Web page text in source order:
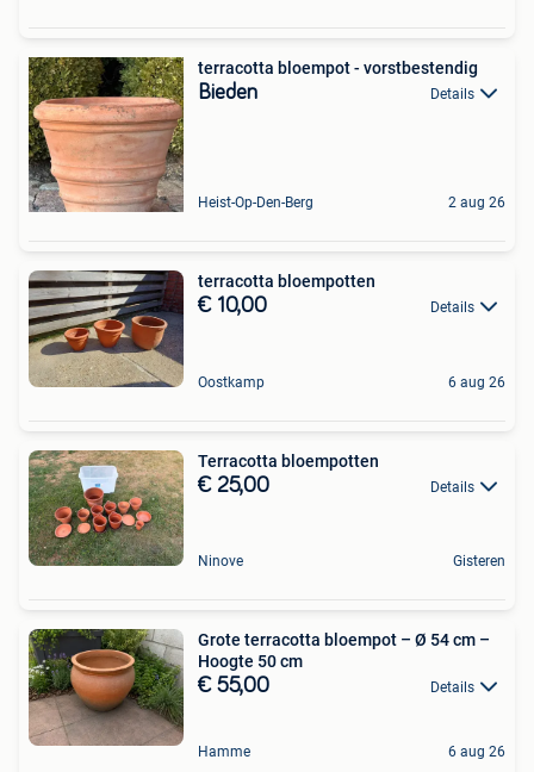
terracotta bloempot - vorstbestendig
Bieden Details
Heist-Op-Den-Berg 2 aug 26
terracotta bloempotten
€ 10,00 Details
Oostkamp 6 aug 26
Terracotta bloempotten
€ 25,00 Details
Ninove Gisteren
Grote terracotta bloempot – Ø 54 cm –
Hoogte 50 cm
€ 55,00 Details
Hamme 6 aug 26